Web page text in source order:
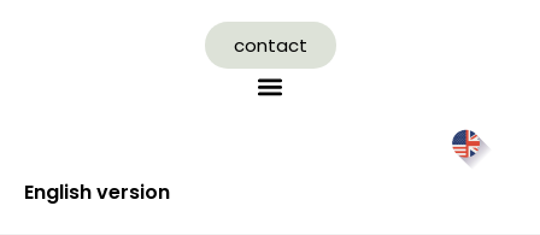
contact
English version